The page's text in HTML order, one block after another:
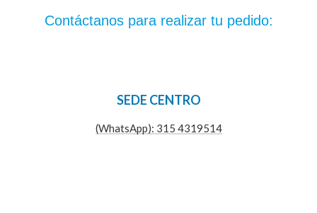
Contáctanos para realizar tu pedido:
SEDE CENTRO
(WhatsApp): 315 4319514